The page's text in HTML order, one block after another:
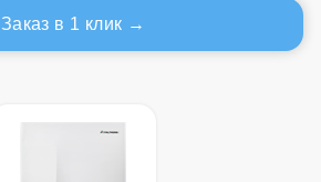
Заказ в 1 клик